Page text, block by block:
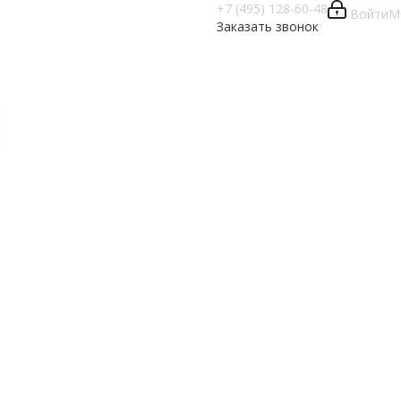
Войти
+7 (495) 128-60-48
Заказать звонок